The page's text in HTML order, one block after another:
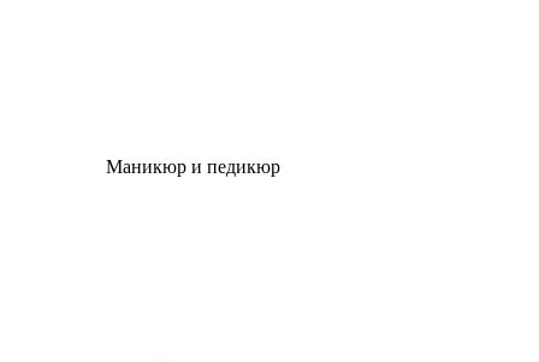
Маникюр и педикюр